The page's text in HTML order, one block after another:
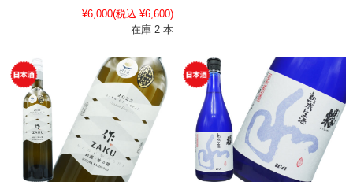
¥6,000(税込 ¥6,600)
在庫 2 本